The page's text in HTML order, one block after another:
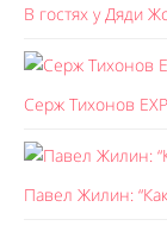
В гостях у Дяди
Серж Тихонов
Павел Жилин: